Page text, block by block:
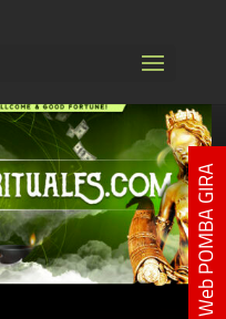
Web POMBA GIRA